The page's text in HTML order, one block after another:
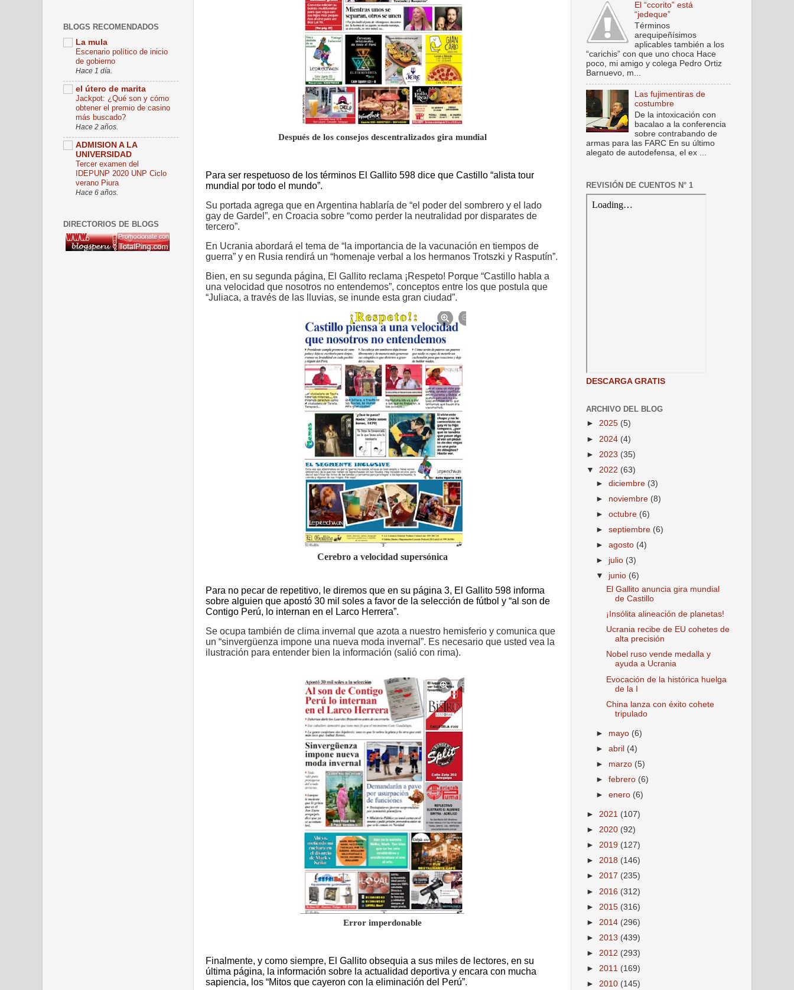
Después de los consejos descentralizados gira mundial
Para ser respetuoso de los términos El Gallito 598 dice que Castillo “alista tour
mundial por todo el mundo”.
Su portada agrega que en Argentina hablaría de “el poder del sombrero y el lado
gay de Gardel”, en Croacia sobre “como perder la neutralidad por disparates de
tercero”.
En Ucrania abordará el tema de “la importancia de la vacunación en tiempos de
guerra” y en Rusia rendirá un “homenaje verbal a los hermanos Trotszki y Rasputín”.
Bien, en su segunda página, El Gallito reclama ¡Respeto! Porque “Castillo habla a
una velocidad que nosotros no entendemos”, conceptos entre los que postula que
“Juliaca, a través de las lluvias, se inunde esta gran ciudad”.
Cerebro a velocidad supersónica
Para no pecar de repetitivo, le diremos que en su página 3, El Gallito 598 informa
sobre alguien que apostó 30 mil soles a favor de la selección de fútbol y “al son de
Contigo Perú, lo internan en el Larco Herrera”.
Se ocupa también de clima invernal que azota a nuestro hemisferio y comunica que
un “sinvergüenza impone una nueva moda invernal”. Es necesario que usted vea la
ilustración para entender bien la información (salió con rima).
Error imperdonable
Finalmente, y como siempre, El Gallito obsequia a sus miles de lectores, en su
última página, la información sobre la actualidad deportiva y encara con mucha
sapiencia, los “Mitos que cayeron con la eliminación del Perú”.
BLOGS RECOMENDADOS
La mula
Escenario político de inicio
de gobierno
Hace 1 día.
el útero de marita
Jackpot: ¿Qué son y cómo
obtener el premio de casino
más buscado?
Hace 2 años.
ADMISION A LA
UNIVERSIDAD
Tercer examen del
IDEPUNP 2020 UNP Ciclo
verano Piura
Hace 6 años.
DIRECTORIOS DE BLOGS
El “ccorito” está
“jedeque”
Términos
arequipeñísimos
aplicables también a los
“carichis” con que uno choca Hace
poco, mi amigo y colega Pedro Ortiz
Barnuevo, m...
Las fujimentiras de
costumbre
De la intoxicación con
bacalao a la conferencia
sobre contrabando de
armas para las FARC En su último
alegato de autodefensa, el ex ...
REVISIÓN DE CUENTOS N° 1
DESCARGA GRATIS
ARCHIVO DEL BLOG
► 2025 (5)
► 2024 (4)
► 2023 (35)
▼ 2022 (63)
►diciembre (3)
► noviembre (8)
►octubre (6)
►septiembre (6)
►agosto (4)
► julio (3)
▼ junio (6)
El Gallito anuncia gira mundial
de Castillo
¡Insólita alineación de planetas!
Ucrania recibe de EU cohetes de
alta precisión
Nobel ruso vende medalla y
ayuda a Ucrania
Evocación de la histórica huelga
de la I
China lanza con éxito cohete
tripulado
► mayo (6)
►abril (4)
► marzo (5)
►febrero (6)
►enero (6)
► 2021 (107)
► 2020 (92)
► 2019 (127)
► 2018 (146)
► 2017 (235)
► 2016 (312)
► 2015 (316)
► 2014 (296)
► 2013 (439)
► 2012 (293)
► 2011 (169)
► 2010 (145)